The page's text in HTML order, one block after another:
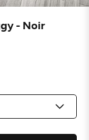
- Noir